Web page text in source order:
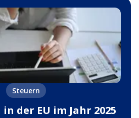
Steuern
der EU im Jahr 2025